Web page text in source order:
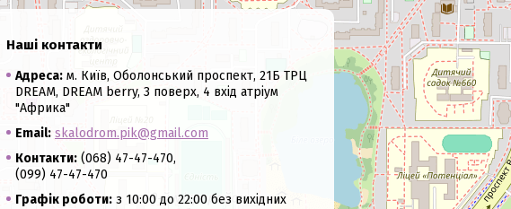
Наші контакти
Адреса: м. Київ, Оболонський проспект, 21Б ТРЦ
DREAM, DREAM berry, 3 поверх, 4 вхід атріум
"Африка"
Email: skalodrom.pik@gmail.com
Контакти: (068) 47-47-470,
(099) 47-47-470
Графік роботи: з 10:00 до 22:00 без вихідних